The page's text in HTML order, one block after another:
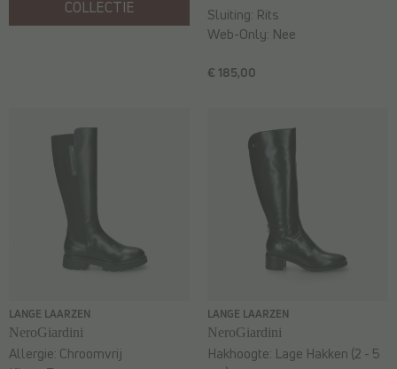
COLLECTIE
€ 185,00
Sluiting: Rits
Web-Only: Nee
LANGE LAARZEN
NeroGiardini
Allergie: Chroomvrij
LANGE LAARZEN
NeroGiardini
Hakhoogte: Lage Hakken (2 - 5